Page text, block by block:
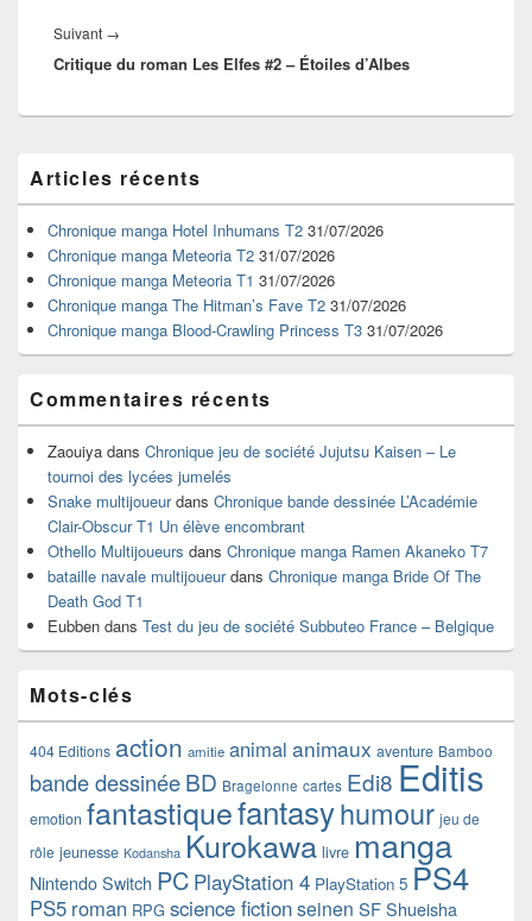
Suivant →
suivant :
Critique du roman Les Elfes #2 – Étoiles d’Albes
principale
de
widget
pour
barre
latérale
Articles récents
Chronique manga Hotel Inhumans T2 31/07/2026
Chronique manga Meteoria T2 31/07/2026
Chronique manga Meteoria T1 31/07/2026
Chronique manga The Hitman’s Fave T2 31/07/2026
Chronique manga Blood-Crawling Princess T3 31/07/2026
Commentaires récents
Zaouiya dans Chronique jeu de société Jujutsu Kaisen – Le
tournoi des lycées jumelés
Snake multijoueurdans Chronique bande dessinée L’Académie
Clair-Obscur T1 Un élève encombrant
Othello Multijoueurs dans Chronique manga Ramen Akaneko T7
bataille navale multijoueurdans Chronique manga Bride Of The
Death God T1
Eubben dans Test du jeu de société Subbuteo France – Belgique
Mots-clés
404 Editions action amitie animal animaux aventure Bamboo
bande dessinéeBD Bragelonne cartes Edi8 Editis
emotion fantastiquefantasyhumour jeu de
rôle jeunesse Kodansha Kurokawa livre manga
Nintendo Switch PC PlayStation 4 PlayStation 5 PS4
PS5 roman RPG science fictionseinen SF Shueisha